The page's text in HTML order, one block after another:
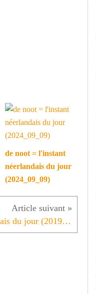
de noot = l'instant
néerlandais du jour
(2024_09_09)
L'instant néerlandais du jour (2019_06_12): de VRT